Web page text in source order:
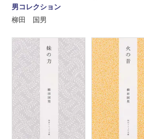
男コレクション
柳田 国男